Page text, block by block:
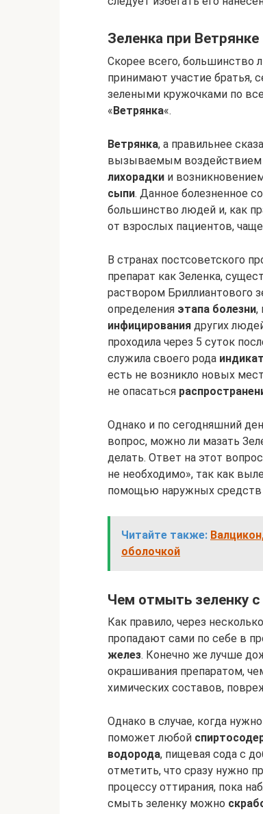
Зеленка при Ветрянке
Скорее всего, большинство
принимают участие братья,
зелеными кружочками по
«Ветрянка«.
Ветрянка, а правильнее
вызываемым воздействием
лихорадки и
сыпи. Данное болезненное
большинство людей и, как
от взрослых пациентов,
В странах постсоветского
препарат как Зеленка,
раствором Бриллиантового
определения этапа болезни,
инфицирования других
проходила через 5 суток
служила своего рода
есть не возникло новых
не опасаться
Однако и по сегодняшний
вопрос, можно ли мазать
делать. Ответ на этот
не необходимо», так как
помощью наружных
Читайте также:
оболочкой
Чем отмыть зеленку
Как правило, через
пропадают сами по себе в
желез. Конечно же лучше
окрашивания препаратом,
химических составов,
Однако в случае, когда
поможет любой
водорода, пищевая сода с
отметить, что сразу нужно
процессу оттирания, пока
смыть зеленку можно